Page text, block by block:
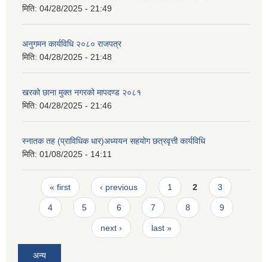
मिति: 04/28/2025 - 21:49
अनुगमन कार्यविधि २०८० राजपत्र
मिति: 04/28/2025 - 21:48
खरको छाना मुक्त नगरको मापदण्ड २०८१
मिति: 04/28/2025 - 21:46
स्नातक तह (प्राविधिक धार)अध्ययन सहयोग छत्रवृत्ती कार्यविधि
मिति: 01/08/2025 - 14:11
Pages
« first ‹ previous 1 2 3
4 5 6 7 8 9
next › last »
अन्य